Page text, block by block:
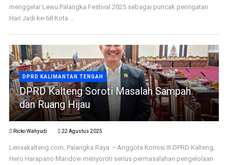
menggelar Lewu Palangka Festival 2025 sebagai puncak peringatan
Hari Jadi ke-68 Kota ...
DPRD KALIMANTAN TENGAH
DPRD Kalteng Soroti Masalah Sampah
dan Ruang Hijau
Ricko Wahyudi 22 Agustus 2025
Lensakalteng.com, Palangka Raya –Anggota Komisi III DPRD Kalteng,
Hero Harapano Mandow menyoroti serius permasalahan pengelolaan